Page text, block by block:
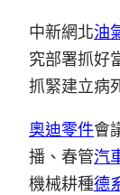
中新網北油
究部署抓好
抓緊建立病
奧迪零件會
播、春管汽
機械耕種德